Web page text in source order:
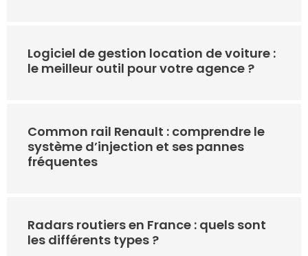
Logiciel de gestion location de voiture :
le meilleur outil pour votre agence ?
Common rail Renault : comprendre le
système d’injection et ses pannes
fréquentes
Radars routiers en France : quels sont
les différents types ?